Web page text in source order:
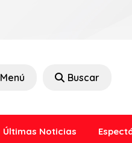
Menú Buscar
Últimas Noticias